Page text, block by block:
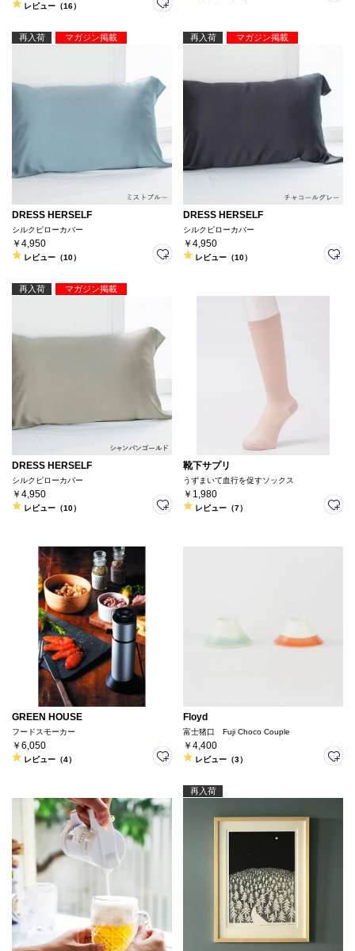
レビュー（16）
再入荷 マガジン掲載
DRESS HERSELF
シルクピローカバー
￥4,950
レビュー（10）
再入荷 マガジン掲載
DRESS HERSELF
シルクピローカバー
￥4,950
レビュー（10）
再入荷 マガジン掲載
DRESS HERSELF
シルクピローカバー
￥4,950
レビュー（10）
靴下サプリ
うずまいて血行を促すソックス
￥1,980
レビュー（7）
GREEN HOUSE
フードスモーカー
￥6,050
レビュー（4）
Floyd
富士猪口 Fuji Choco Couple
￥4,400
レビュー（3）
再入荷